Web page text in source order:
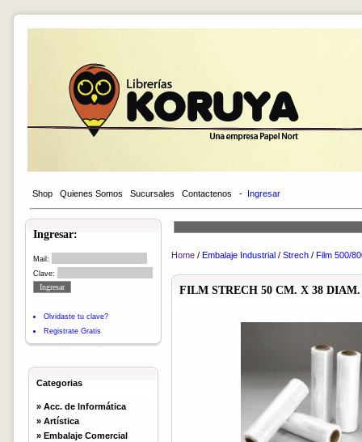
Shop Quienes Somos Sucursales Contactenos - Ingresar
Ingresar:
Mail:
Clave:
Olvidaste tu clave?
Registrate Gratis
Categorias
» Acc. de Informática
» Artística
» Embalaje Comercial
Home / Embalaje Industrial / Strech / Film 500/
FILM STRECH 50 CM. X 38